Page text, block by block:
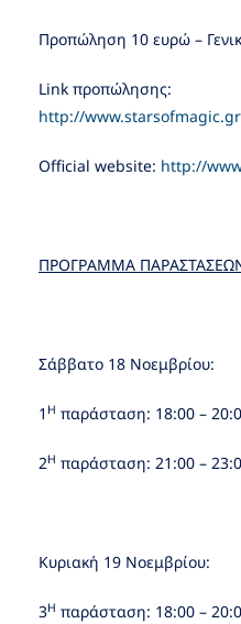
Προπώληση 10 ευρώ –
Link προπώλησης:
http://
Official website: http://
ΠΡΟΓΡΑΜΜΑ
Σάββατο 18 Νοεμβρίου:
1 Η παράσταση: 18:00 –
2Η παράσταση: 21:00 –
Kυριακή 19 Νοεμβρίου:
3Η παράσταση: 18:00 –